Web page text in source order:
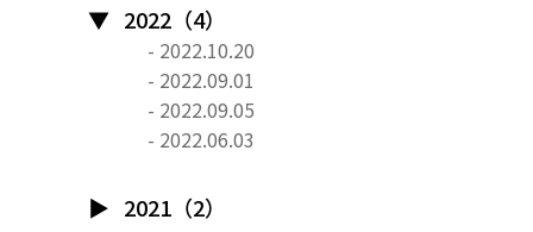
2022（4）
- 2022.10.20
- 2022.09.01
- 2022.09.05
- 2022.06.03
2021（2）